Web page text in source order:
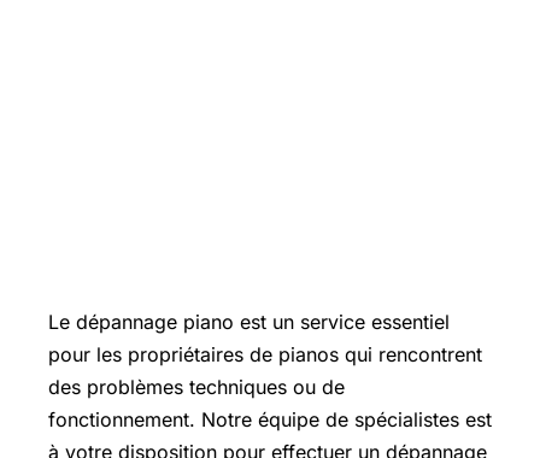
Le dépannage piano est un service essentiel
pour les propriétaires de pianos qui rencontrent
des problèmes techniques ou de
fonctionnement. Notre équipe de spécialistes est
à votre disposition pour effectuer un dépannage